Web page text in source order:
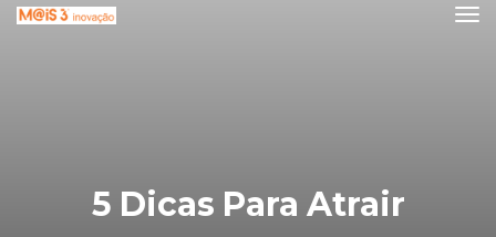
5 Dicas Para Atrair